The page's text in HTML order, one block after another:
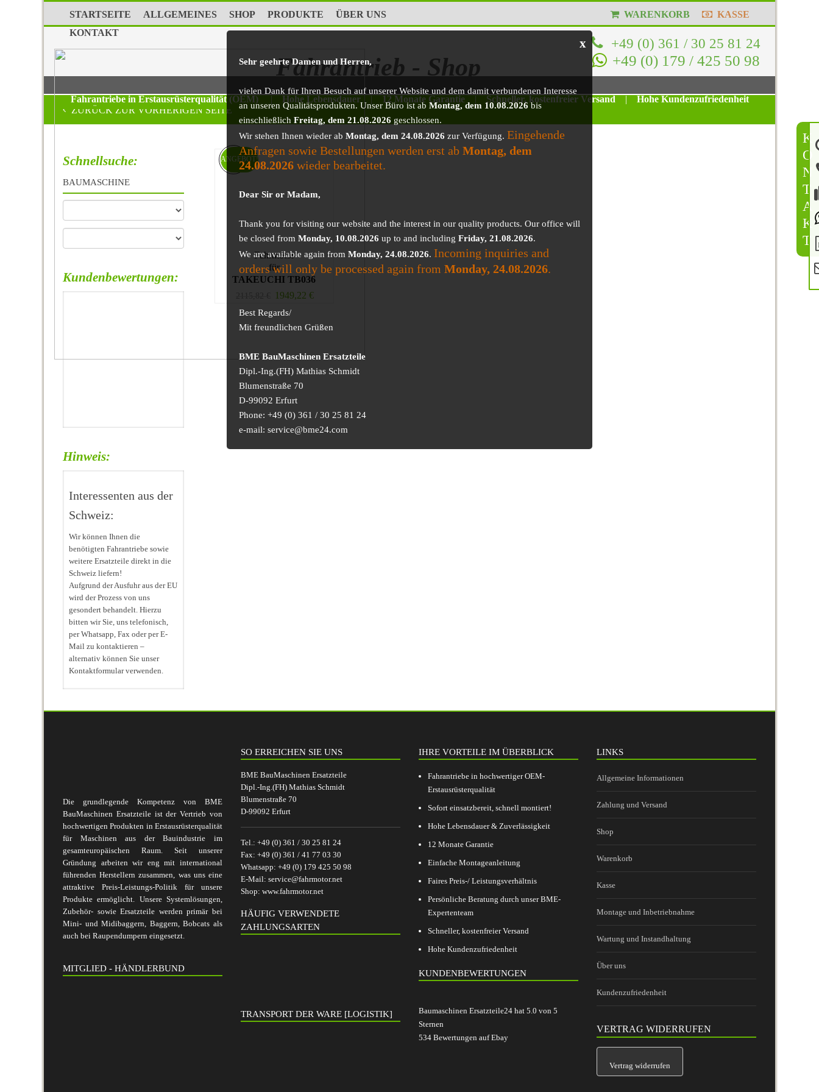
K
O
N
T
A
K
T
STARTSEITE ALLGEMEINES SHOP PRODUKTE
ÜBER UNS
KONTAKT
WARENKORB KASSE
+49 (0) 361 / 30 25 81 24
+49 (0) 179 / 425 50 98
Fahrantrieb - Shop
x
Sehr geehrte Damen und Herren,
vielen Dank für Ihren Besuch auf unserer Website und dem damit verbundenen Interesse
an unseren Qualitätsprodukten. Unser Büro ist ab Montag, dem 10.08.2026bis
einschließlich Freitag, dem 21.08.2026 geschlossen.
Wir stehen Ihnen wieder ab Montag, dem 24.08.2026 zur Verfügung. Eingehende
Anfragen sowie Bestellungen werden erst ab Montag, dem
24.08.2026 wieder bearbeitet.
Dear Sir or Madam,
Thank you for visiting our website and the interest in our quality products. Our office will
be closed from Monday, 10.08.2026 up to and including Friday, 21.08.2026.
We are available again from Monday, 24.08.2026. Incoming inquiries and
orders will only be processed again from Monday, 24.08.2026.
Best Regards/
Mit freundlichen Grüßen
BME BauMaschinen Ersatzteile
Dipl.-Ing.(FH) Mathias Schmidt
Blumenstraße 70
D-99092 Erfurt
Phone: +49 (0) 361 / 30 25 81 24
e-mail: service@bme24.com
Fahrantriebe in Erstausrüsterqualität (OEM) | Hohe Lebensdauer | 12 Monate Garantie | Schneller, kostenfreier Versand |
Hohe Kundenzufriedenheit
ZURÜCK ZUR VORHERIGEN SEITE
Fahrmotor
für
TAKEUCHI TB036
1949,22€
ANGEBOT!
Schnellsuche:
BAUMASCHINE
Kundenbewertungen:
Hinweis:
Interessenten aus der
Schweiz:
Wir können Ihnen die
benötigten Fahrantriebe sowie
weitere Ersatzteile direkt in die
Schweiz liefern!
Aufgrund der Ausfuhr aus der EU
wird der Prozess von uns
gesondert behandelt. Hierzu
bitten wir Sie, uns telefonisch,
per Whatsapp, Fax oder per E-
Mail zu kontaktieren –
alternativ können Sie unser
Kontaktformular verwenden.
Die grundlegende Kompetenz von BME
BauMaschinen Ersatzteile ist der Vertrieb von
hochwertigen Produkten in Erstausrüsterqualität
für Maschinen aus der Bauindustrie im
gesamteuropäischen Raum. Seit unserer
Gründung arbeiten wir eng mit international
führenden Herstellern zusammen, was uns eine
attraktive Preis-Leistungs-Politik für unsere
Produkte ermöglicht. Unsere Systemlösungen,
Zubehör- sowie Ersatzteile werden primär bei
Mini- und Midibaggern, Baggern, Bobcats als
auch bei Raupendumpern eingesetzt.
MITGLIED - HÄNDLERBUND
SO ERREICHEN SIE UNS
BME BauMaschinen Ersatzteile
Dipl.-Ing.(FH) Mathias Schmidt
Blumenstraße 70
D-99092 Erfurt
Tel.: +49 (0) 361 / 30 25 81 24
Fax: +49 (0) 361 / 41 77 03 30
Whatsapp: +49 (0) 179 425 50 98
E-Mail: service@fahrmotor.net
Shop: www.fahrmotor.net
HÄUFIG VERWENDETE
ZAHLUNGSARTEN
TRANSPORT DER WARE [LOGISTIK]
IHRE VORTEILE IM ÜBERBLICK
Fahrantriebe in hochwertiger OEM-
Erstausrüsterqualität
Sofort einsatzbereit, schnell montiert!
Hohe Lebensdauer & Zuverlässigkeit
12 Monate Garantie
Einfache Montageanleitung
Faires Preis-/ Leistungsverhältnis
Persönliche Beratung durch unser BME-
Expertenteam
Schneller, kostenfreier Versand
Hohe Kundenzufriedenheit
KUNDENBEWERTUNGEN
Baumaschinen Ersatzteile24 hat 5.0 von 5
Sternen
534 Bewertungen auf Ebay
LINKS
Allgemeine Informationen
Zahlung und Versand
Shop
Warenkorb
Kasse
Montage und Inbetriebnahme
Wartung und Instandhaltung
Über uns
Kundenzufriedenheit
VERTRAG WIDERRUFEN
Vertrag widerrufen